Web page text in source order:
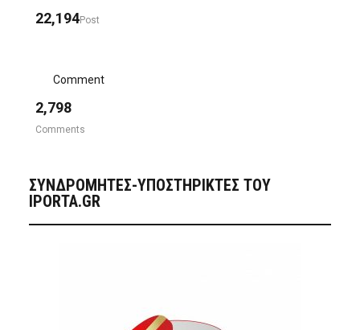
22,194Post
Comment
2,798
Comments
ΣΥΝΔΡΟΜΗΤΈΣ-ΥΠΟΣΤΗΡΙΚΤΈΣ ΤΟΥ
IPORTA.GR